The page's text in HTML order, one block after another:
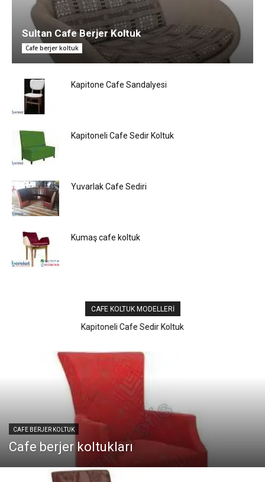
Sultan Cafe Berjer Koltuk
Cafe berjer koltuk
Kapitone Cafe Sandalyesi
Kapitoneli Cafe Sedir Koltuk
Yuvarlak Cafe Sediri
Kumaş cafe koltuk
CAFE KOLTUK MODELLERI
Lobi sedir modelleri
CAFE BERJER KOLTUK
Cafe berjer koltukları